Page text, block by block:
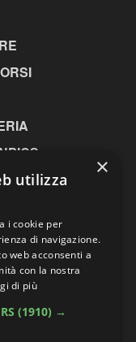
Kit: l’iPhone si
ha davvero
×
utilizza
i cookie per
di navigazione.
web acconsenti a
con la nostra
di più
(1910) →